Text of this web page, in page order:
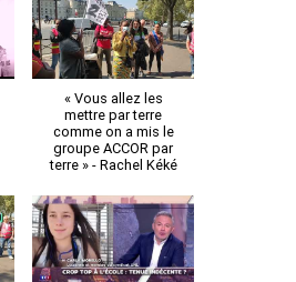
« Vous allez les
mettre par terre
comme on a mis le
groupe ACCOR par
terre » - Rachel Kéké